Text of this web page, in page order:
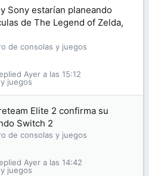
Sony estarían planeando
de The Legend of Zelda,
de consolas y juegos
juegos
Ayer a las 15:12
Elite 2 confirma su
Switch 2
de consolas y juegos
juegos
Ayer a las 14:42